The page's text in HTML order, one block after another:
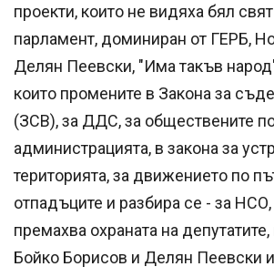
проекти, които не видяха бял
парламент, доминиран от ГЕРБ,
Делян Пеевски, "Има такъв
които промените в Закона за
(ЗСВ), за ДДС, за обществените
администрацията, в закона за
територията, за движението по
отпадъците и разбира се - за НСО,
премахва охраната на
Бойко Борисов и Делян Пеевски